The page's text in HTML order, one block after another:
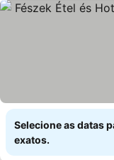
Selecione as datas
exatos.